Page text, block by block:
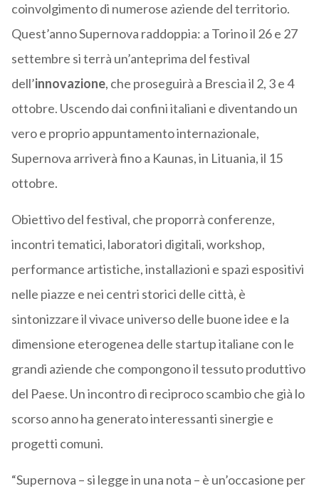
coinvolgimento di numerose aziende del territorio.
Quest’anno Supernova raddoppia: a Torino il 26 e 27
settembre si terrà un’anteprima del festival
dell’innovazione, che proseguirà a Brescia il 2, 3 e 4
ottobre. Uscendo dai confini italiani e diventando un
vero e proprio appuntamento internazionale,
Supernova arriverà fino a Kaunas, in Lituania, il 15
ottobre.
Obiettivo del festival, che proporrà conferenze,
incontri tematici, laboratori digitali, workshop,
performance artistiche, installazioni e spazi espositivi
nelle piazze e nei centri storici delle città, è
sintonizzare il vivace universo delle buone idee e la
dimensione eterogenea delle startup italiane con le
grandi aziende che compongono il tessuto produttivo
del Paese. Un incontro di reciproco scambio che già lo
scorso anno ha generato interessanti sinergie e
progetti comuni.
“Supernova – si legge in una nota – è un’occasione per